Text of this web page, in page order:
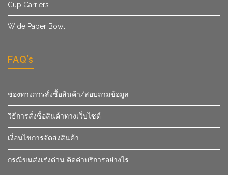
Cup Carriers
Wide Paper Bowl
FAQ’s
ช่องทางการสั่งซื้อสินค้า/สอบถามข้อมูล
วิธีการสั่งซื้อสินค้าทางเว็บไซต์
เงื่อนไขการจัดส่งสินค้า
กรณีขนส่งเร่งด่วน คิดค่าบริการอย่างไร